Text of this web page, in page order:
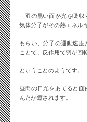
羽の黒い面が光を吸収
気体分子がその熱エネル
もらい、分子の運動速
ことで、反作用で羽が回
ということのようです。
昼間の日光をあてると面
んだか癒されます。